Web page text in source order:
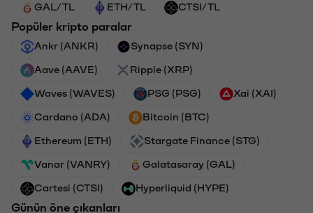
GAL/TL ETH/TL CTSI/TL
Popüler kripto paralar
Ankr (ANKR) Synapse (SYN)
Aave (AAVE) Ripple (XRP)
Waves (WAVES) PSG (PSG) Xai (XAI)
Cardano (ADA) Bitcoin (BTC)
Ethereum (ETH) Stargate Finance (STG)
Vanar (VANRY) Galatasaray (GAL)
Cartesi (CTSI) Hyperliquid (HYPE)
Günün öne çıkanları